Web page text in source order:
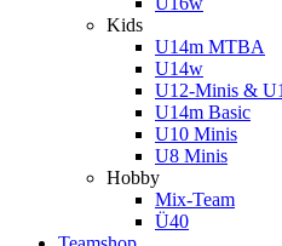
Kids
U14m MTBA
U14w
U12-Minis &
U14m Basic
U10 Minis
U8 Minis
Hobby
Mix-Team
Ü40